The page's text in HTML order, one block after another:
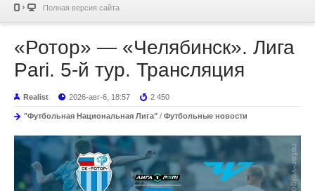
Полная версия сайта
«Ротор» — «Челябинск». Лига
Pari. 5-й тур. Трансляция
Realist 2026-авг-6, 18:57 2 450
"Футбольная Национальная Лига" / Футбольные новости